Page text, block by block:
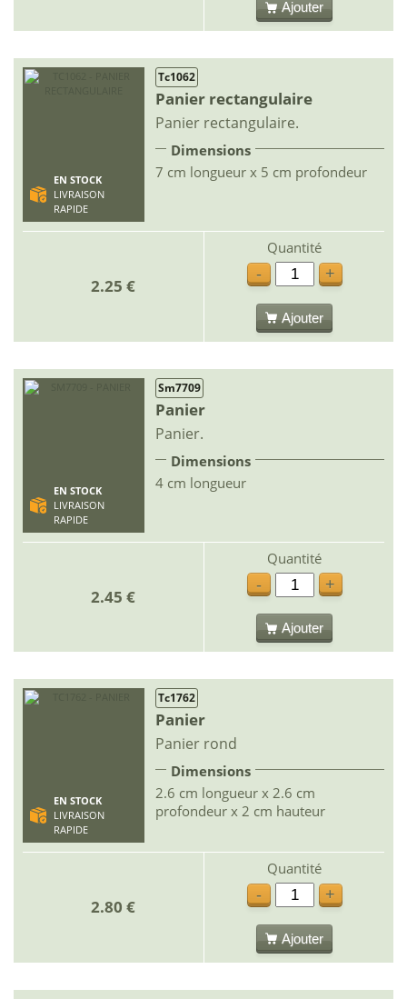
Ajouter
EN STOCK
LIVRAISON
RAPIDE
Tc1062
Panier rectangulaire
Panier rectangulaire.
Dimensions
7 cm longueur x 5 cm profondeur
2.25 €
Quantité
-
+
Ajouter
EN STOCK
LIVRAISON
RAPIDE
Sm7709
Panier
Panier.
Dimensions
4 cm longueur
2.45 €
Quantité
-
+
Ajouter
EN STOCK
LIVRAISON
RAPIDE
Tc1762
Panier
Panier rond
Dimensions
2.6 cm longueur x 2.6 cm
profondeur x 2 cm hauteur
2.80 €
Quantité
-
+
Ajouter